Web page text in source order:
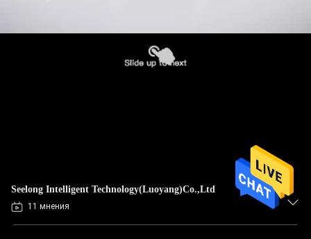
Seelong Intelligent Technology(Luoyang)Co.,Ltd
11 мнения